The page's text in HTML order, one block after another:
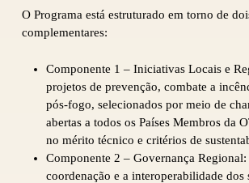
O Programa está estruturado em torno de
complementares:
Componente 1 – Iniciativas Locais e
projetos de prevenção, combate a
pós-fogo, selecionados por meio de
abertas a todos os Países Membros da
no mérito técnico e critérios de
Componente 2 – Governança Regional:
coordenação e a interoperabilidade dos